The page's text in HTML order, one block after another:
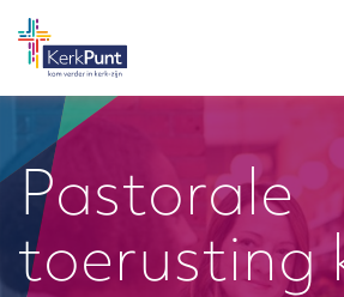
Pastorale
toerusting